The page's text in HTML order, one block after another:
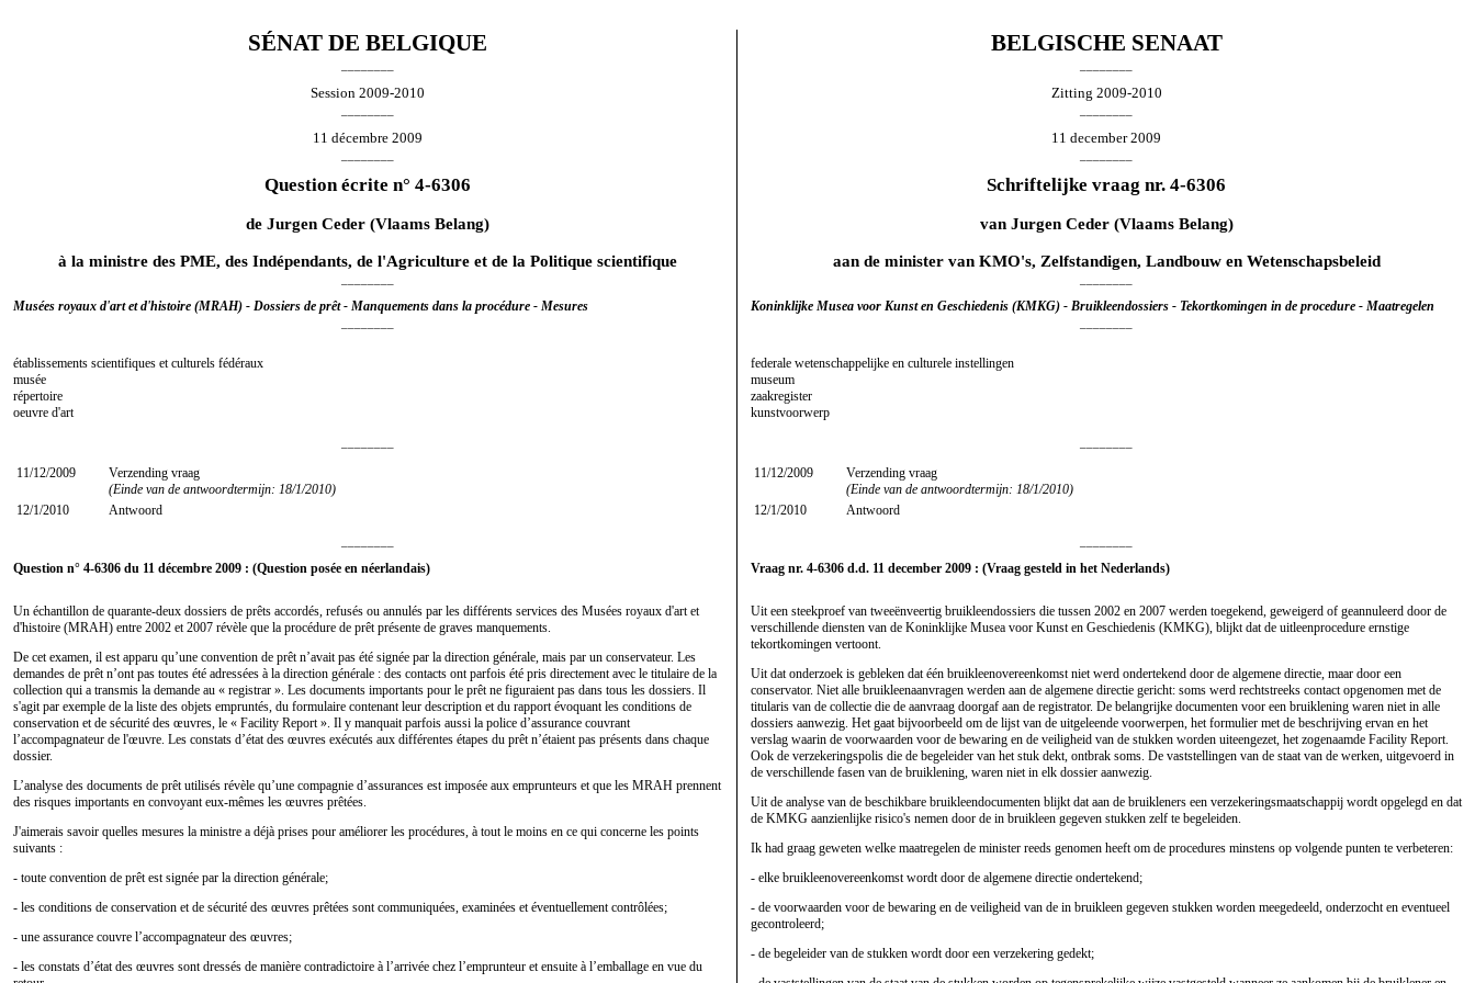
SÉNAT DE BELGIQUE BELGISCHE SENAAT
Session 2009-2010 Zitting 2009-2010
11 décembre 2009 11 december 2009
Question écrite n° 4-6306 Schriftelijke vraag nr. 4-6306
deJurgen Ceder (Vlaams Belang) van Jurgen Ceder(Vlaams Belang)
à la ministre des PME, des Indépendants, de l'Agriculture et de la Politique scientifique aan de minister van KMO's, Zelfstandigen, Landbouw en Wetenschapsbeleid
Musées royaux d'art et d'histoire (MRAH) - Dossiers de prêt - Manquements dans la procédure - Mesures Koninklijke Musea voor Kunst en Geschiedenis (KMKG) - Bruikleendossiers - Tekortkomingen in de procedure - Maatregelen
établissements scientifiques et culturels fédéraux
musée
répertoire
oeuvre d'art
federale wetenschappelijke en culturele instellingen
museum
zaakregister
kunstvoorwerp
11/12/2009
Verzending vraag
(Einde van de antwoordtermijn: 18/1/2010)
12/1/2010
Antwoord
11/12/2009
Verzending vraag
(Einde van de antwoordtermijn: 18/1/2010)
12/1/2010
Antwoord
Question n° 4-6306 du 11 décembre 2009 : (Question posée en néerlandais) Vraag nr. 4-6306 d.d. 11 december 2009 : (Vraag gesteld in het Nederlands)
Un échantillon de quarante-deux dossiers de prêts accordés, refusés ou annulés par les différents services des Musées royaux d'art et
d'histoire (MRAH) entre 2002 et 2007 révèle que la procédure de prêt présente de graves manquements.
De cet examen, il est apparu qu’une convention de prêt n’avait pas été signée par la direction générale, mais par un conservateur. Les
demandes de prêt n’ont pas toutes été adressées à la direction générale : des contacts ont parfois été pris directement avec le titulaire de la
collection qui a transmis la demande au « registrar ». Les documents importants pour le prêt ne figuraient pas dans tous les dossiers. Il
s'agit par exemple de la liste des objets empruntés, du formulaire contenant leur description et du rapport évoquant les conditions de
conservation et de sécurité des œuvres, le « Facility Report ». Il y manquait parfois aussi la police d’assurance couvrant
l’accompagnateur de l'œuvre. Les constats d’état des œuvres exécutés aux différentes étapes du prêt n’étaient pas présents dans chaque
dossier.
L’analyse des documents de prêt utilisés révèle qu’une compagnie d’assurances est imposée aux emprunteurs et que les MRAH prennent
des risques importants en convoyant eux-mêmes les œuvres prêtées.
J'aimerais savoir quelles mesures la ministre a déjà prises pour améliorer les procédures, à tout le moins en ce qui concerne les points
suivants :
- toute convention de prêt est signée par la direction générale;
- les conditions de conservation et de sécurité des œuvres prêtées sont communiquées, examinées et éventuellement contrôlées;
- une assurance couvre l’accompagnateur des œuvres;
- les constats d’état des œuvres sont dressés de manière contradictoire à l’arrivée chez l’emprunteur et ensuite à l’emballage en vue du
Uit een steekproef van tweeënveertig bruikleendossiers die tussen 2002 en 2007 werden toegekend, geweigerd of geannuleerd door de
verschillende diensten van de Koninklijke Musea voor Kunst en Geschiedenis (KMKG), blijkt dat de uitleenprocedure ernstige
tekortkomingen vertoont.
Uit dat onderzoek is gebleken dat één bruikleenovereenkomst niet werd ondertekend door de algemene directie, maar door een
conservator. Niet alle bruikleenaanvragen werden aan de algemene directie gericht: soms werd rechtstreeks contact opgenomen met de
titularis van de collectie die de aanvraag doorgaf aan de registrator. De belangrijke documenten voor een bruiklening waren niet in alle
dossiers aanwezig. Het gaat bijvoorbeeld om de lijst van de uitgeleende voorwerpen, het formulier met de beschrijving ervan en het
verslag waarin de voorwaarden voor de bewaring en de veiligheid van de stukken worden uiteengezet, het zogenaamde Facility Report.
Ook de verzekeringspolis die de begeleider van het stuk dekt, ontbrak soms. De vaststellingen van de staat van de werken, uitgevoerd in
de verschillende fasen van de bruiklening, waren niet in elk dossier aanwezig.
Uit de analyse van de beschikbare bruikleendocumenten blijkt dat aan de bruikleners een verzekeringsmaatschappij wordt opgelegd en dat
de KMKG aanzienlijke risico's nemen door de in bruikleen gegeven stukken zelf te begeleiden.
Ik had graag geweten welke maatregelen de minister reeds genomen heeft om de procedures minstens op volgende punten te verbeteren:
- elke bruikleenovereenkomst wordt door de algemene directie ondertekend;
- de voorwaarden voor de bewaring en de veiligheid van de in bruikleen gegeven stukken worden meegedeeld, onderzocht en eventueel
gecontroleerd;
- de begeleider van de stukken wordt door een verzekering gedekt;